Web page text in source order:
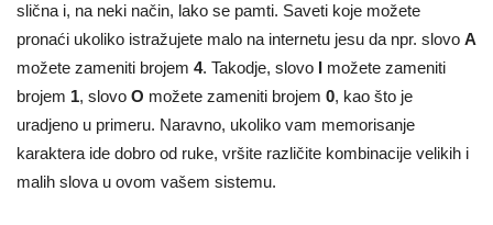
slična i, na neki način, lako se pamti. Saveti koje možete
pronaći ukoliko istražujete malo na internetu jesu da npr. slovo A
možete zameniti brojem 4. Takodje, slovo I možete zameniti
brojem 1, slovo O možete zameniti brojem 0, kao što je
uradjeno u primeru. Naravno, ukoliko vam memorisanje
karaktera ide dobro od ruke, vršite različite kombinacije velikih i
malih slova u ovom vašem sistemu.